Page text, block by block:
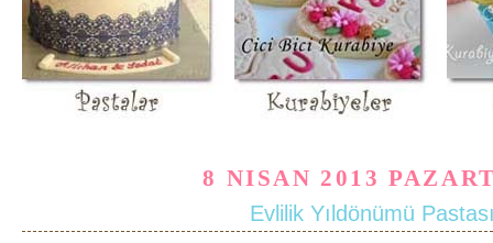
8 NISAN 2013
Evlilik Yıldönümü